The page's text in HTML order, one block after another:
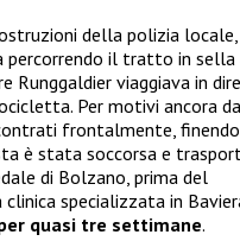
della polizia
percorrendo il tratto in sella
Runggaldier viaggiava in
Per motivi ancora da
frontalmente,
è stata soccorsa e
di Bolzano, prima del
specializzata in
quasi tre settimane.